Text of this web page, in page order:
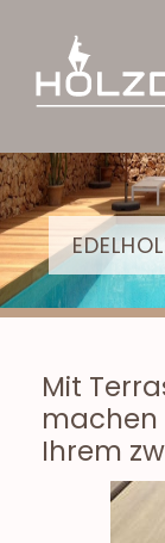
Mit
machen
Ihrem